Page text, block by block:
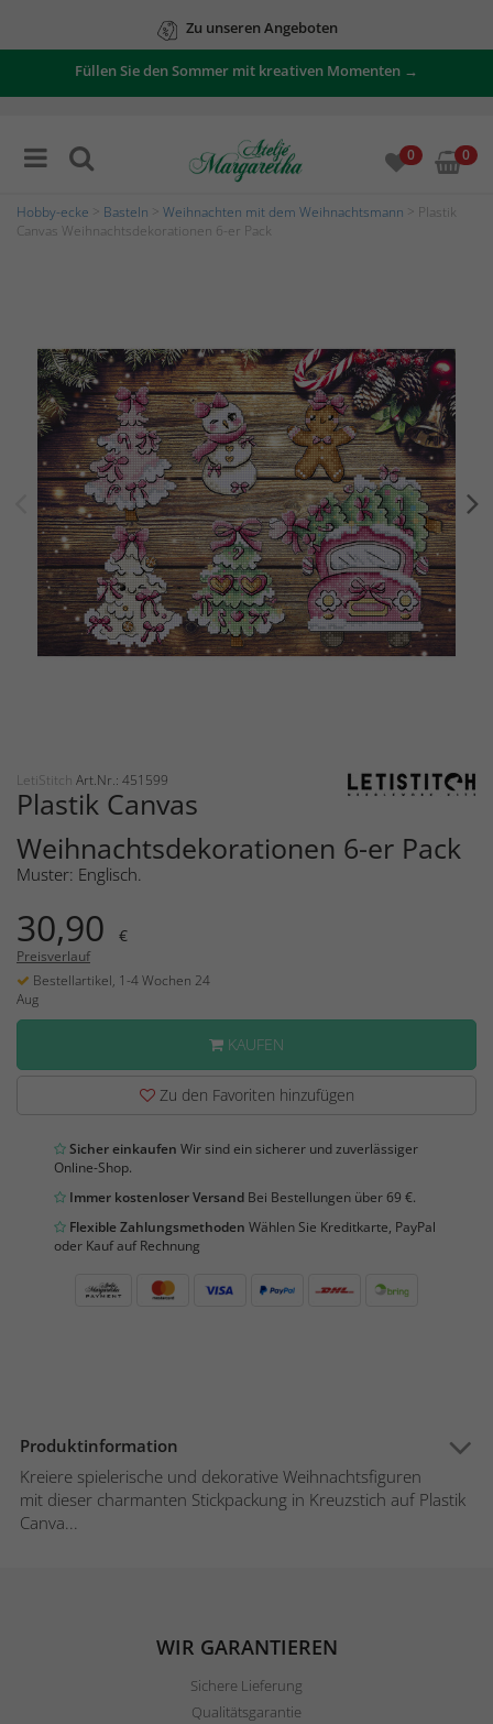
Zu unseren Angeboten
Füllen Sie den Sommer mit kreativen Momenten →
0 0
Hobby-ecke Basteln Weihnachten mit dem Weihnachtsmann > Plastik
Canvas Weihnachtsdekorationen 6-er Pack
LetiStitch Art.Nr.: 451599
Plastik Canvas
Weihnachtsdekorationen 6-er Pack
Muster: Englisch.
30,90 €
Preisverlauf
Bestellartikel, 1-4 Wochen 24
Aug
KAUFEN
Zu den Favoriten hinzufügen
Sicher einkaufen Wir sind ein sicherer und zuverlässiger
Online-Shop.
Immer kostenloser Versand Bei Bestellungen über 69 €.
Flexible Zahlungsmethoden Wählen Sie Kreditkarte, PayPal
oder Kauf auf Rechnung
Produktinformation
Kreiere spielerische und dekorative Weihnachtsfiguren
mit dieser charmanten Stickpackung in Kreuzstich auf Plastik
Canva...
WIR GARANTIEREN
Sichere Lieferung
Qualitätsgarantie